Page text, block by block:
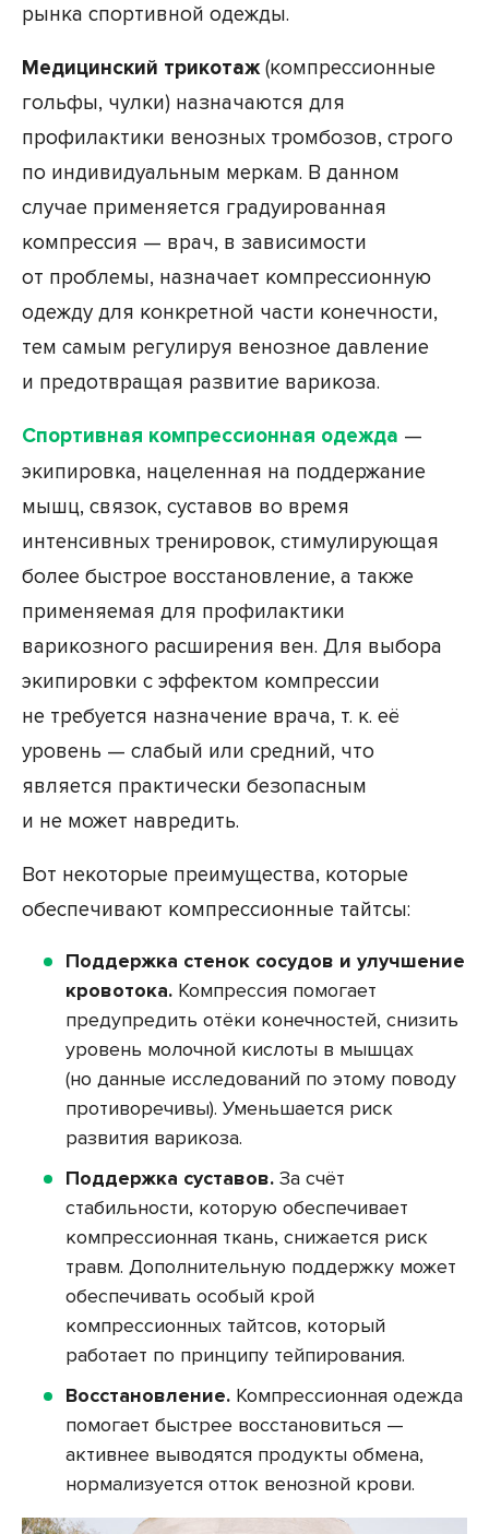
рынка спортивной одежды.
Медицинский трикотаж(компрессионные
гольфы, чулки) назначаются для
профилактики венозных тромбозов, строго
по индивидуальным меркам. В данном
случае применяется градуированная
компрессия — врач, в зависимости
от проблемы, назначает компрессионную
одежду для конкретной части конечности,
тем самым регулируя венозное давление
и предотвращая развитие варикоза.
Спортивная компрессионная одежда —
экипировка, нацеленная на поддержание
мышц, связок, суставов во время
интенсивных тренировок, стимулирующая
более быстрое восстановление, а также
применяемая для профилактики
варикозного расширения вен. Для выбора
экипировки с эффектом компрессии
не требуется назначение врача, т. к. её
уровень — слабый или средний, что
является практически безопасным
и не может навредить.
Вот некоторые преимущества, которые
обеспечивают компрессионные тайтсы:
Поддержка стенок сосудов и улучшение
кровотока. Компрессия помогает
предупредить отёки конечностей, снизить
уровень молочной кислоты в мышцах
(но данные исследований по этому поводу
противоречивы). Уменьшается риск
развития варикоза.
Поддержка суставов. За счёт
стабильности, которую обеспечивает
компрессионная ткань, снижается риск
травм. Дополнительную поддержку может
обеспечивать особый крой
компрессионных тайтсов, который
работает по принципу тейпирования.
Восстановление. Компрессионная одежда
помогает быстрее восстановиться —
активнее выводятся продукты обмена,
нормализуется отток венозной крови.